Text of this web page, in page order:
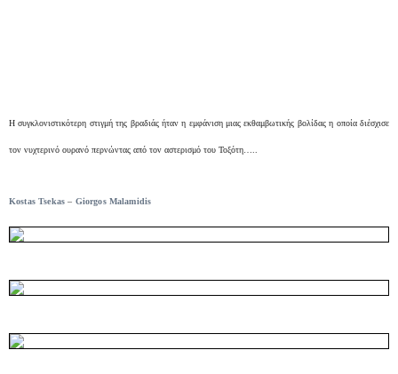
Η συγκλονιστικότερη στιγμή της βραδιάς ήταν η εμφάνιση μιας εκθαμβωτικής βολίδας η οποία διέσχισε
τον νυχτερινό ουρανό περνώντας από τον αστερισμό του Τοξότη…..
Kostas Tsekas – Giorgos Malamidis